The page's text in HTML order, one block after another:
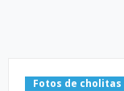
Fotos de cholitas